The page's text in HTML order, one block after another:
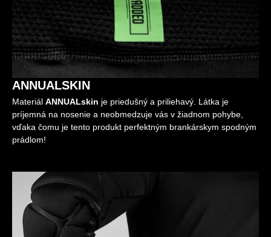
ANNUALSKIN
Materiál ANNUALskin je priedušný a priliehavý. Látka je
príjemná na nosenie a neobmedzuje vás v žiadnom pohybe,
vďaka čomu je tento produkt perfektným brankárskym spodným
prádlom!